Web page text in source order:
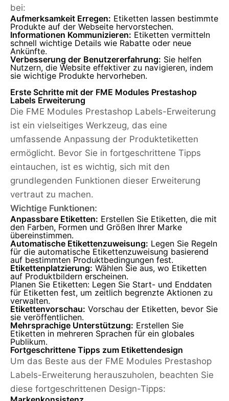
bei:
Aufmerksamkeit Erregen: Etiketten lassen bestimmte
Produkte auf der Webseite hervorstechen.
Informationen Kommunizieren: Etiketten vermitteln
schnell wichtige Details wie Rabatte oder neue
Ankünfte.
Verbesserung der Benutzererfahrung: Sie helfen
Nutzern, die Website effektiver zu navigieren, indem
sie wichtige Produkte hervorheben.
Erste Schritte mit der FME Modules Prestashop
Labels Erweiterung
Die FME Modules Prestashop Labels-Erweiterung
ist ein vielseitiges Werkzeug, das eine
umfassende Anpassung der Produktetiketten
ermöglicht. Bevor Sie in fortgeschrittene Tipps
eintauchen, ist es wichtig, sich mit den
grundlegenden Funktionen dieser Erweiterung
vertraut zu machen.
Wichtige Funktionen:
Anpassbare Etiketten: Erstellen Sie Etiketten, die mit
den Farben, Formen und Größen Ihrer Marke
übereinstimmen.
Automatische Etikettenzuweisung: Legen Sie Regeln
für die automatische Etikettenzuweisung basierend
auf bestimmten Produktbedingungen fest.
Etikettenplatzierung: Wählen Sie aus, wo Etiketten
auf Produktbildern erscheinen.
Planen Sie Etiketten: Legen Sie Start- und Enddaten
für Etiketten fest, um zeitlich begrenzte Aktionen zu
verwalten.
Etikettenvorschau: Vorschau der Etiketten, bevor Sie
sie veröffentlichen.
Mehrsprachige Unterstützung: Erstellen Sie
Etiketten in mehreren Sprachen für ein globales
Publikum.
Fortgeschrittene Tipps zum Etikettendesign
Um das Beste aus der FME Modules Prestashop
Labels-Erweiterung herauszuholen, beachten Sie
diese fortgeschrittenen Design-Tipps: